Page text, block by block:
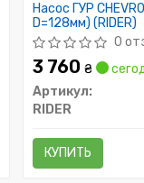
Насос ГУР
D=128мм) (RIDER)
0
3 760₴
Артикул:
RIDER
КУПИТЬ